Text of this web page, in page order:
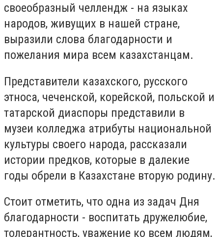
своеобразный челлендж - на языках
народов, живущих в нашей стране,
выразили слова благодарности и
пожелания мира всем казахстанцам.
Представители казахского, русского
этноса, чеченской, корейской, польской и
татарской диаспоры представили в
музеи колледжа атрибуты национальной
культуры своего народа, рассказали
истории предков, которые в далекие
годы обрели в Казахстане вторую родину.
Стоит отметить, что одна из задач Дня
благодарности - воспитать дружелюбие,
толерантность, уважение ко всем людям,